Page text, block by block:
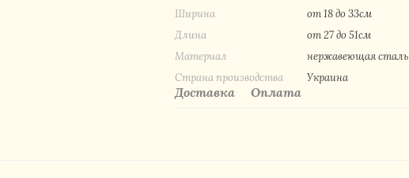
Ширина
от 18 до 33см
Длина
от 27 до 51см
Материал
нержавеющая сталь
Страна производства
Украина
Доставка Оплата